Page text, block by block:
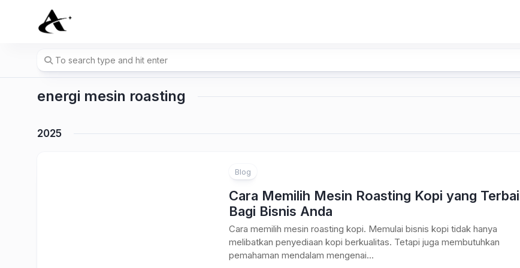
energi mesin roasting
2025
Blog
Cara Memilih Mesin Roasting Kopi yang
Bagi Bisnis Anda
Cara memilih mesin roasting kopi. Memulai bisnis kopi tidak hanya
melibatkan penyediaan kopi berkualitas. Tetapi juga membutuhkan
pemahaman mendalam mengenai...